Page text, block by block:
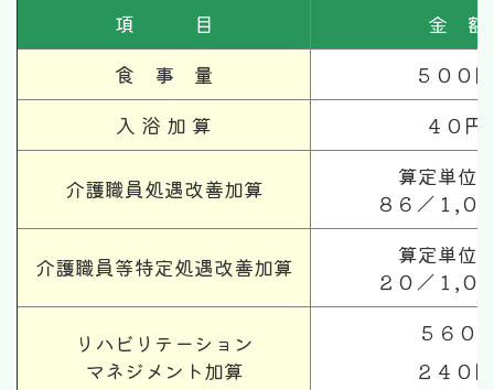
項 目
金 額
食 事 量
５００
入 浴 加 算
４０円
介護職員処遇改善加算
算定単位
８６／１,０
介護職員等特定処遇改善加算
算定単位
２０／１,０
リハビリテーション
マネジメント加算
５６０
２４０